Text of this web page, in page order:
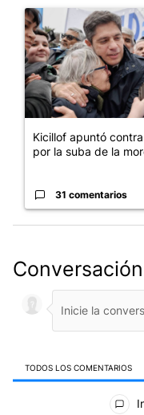
Un artículo de
Kicillof apuntó
por la suba de la
31 comentarios
Conversación
TODOS LOS COMENTARIOS
Todos los